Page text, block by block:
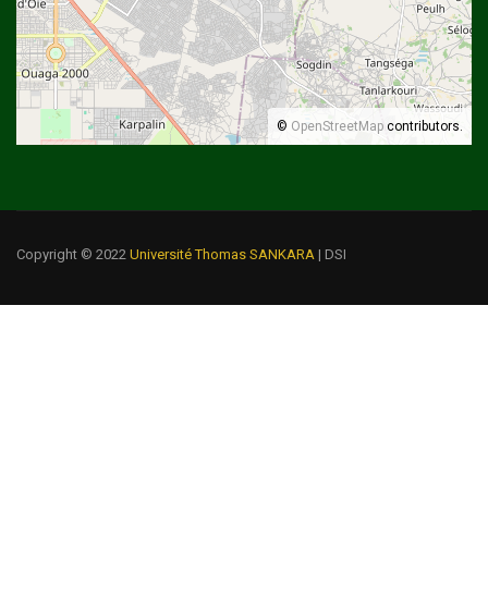
© OpenStreetMap contributors.
Copyright © 2022 Université Thomas SANKARA | DSI